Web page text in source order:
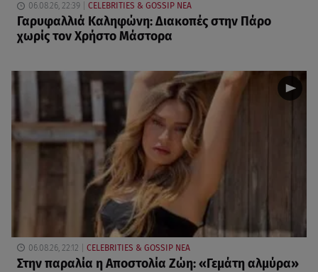
06.08.26, 22:39 CELEBRITIES & GOSSIP ΝΕΑ
Γαρυφαλλιά Καληφώνη: Διακοπές στην Πάρο
χωρίς τον Χρήστο Μάστορα
06.08.26, 22:12 CELEBRITIES & GOSSIP ΝΕΑ
Στην παραλία η Αποστολία Ζώη: «Γεμάτη αλμύρα»